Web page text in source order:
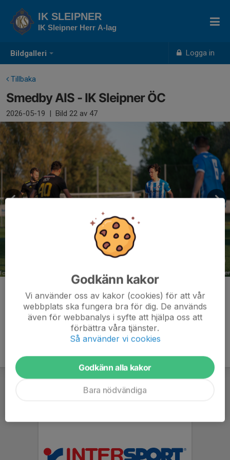
Bildgalleri Logga in
IK SLEIPNER
IK Sleipner Herr A-lag
Tillbaka
Smedby AIS - IK Sleipner ÖC
2026-05-19 | Bild 22 av 47
Kommentarer
Godkänn kakor
Vi använder oss av kakor (cookies) för att vår
webbplats ska fungera bra för dig. De används
även för webbanalys i syfte att hjälpa oss att
förbättra våra tjänster.
Så använder vi cookies
Godkänn alla kakor
Bara nödvändiga